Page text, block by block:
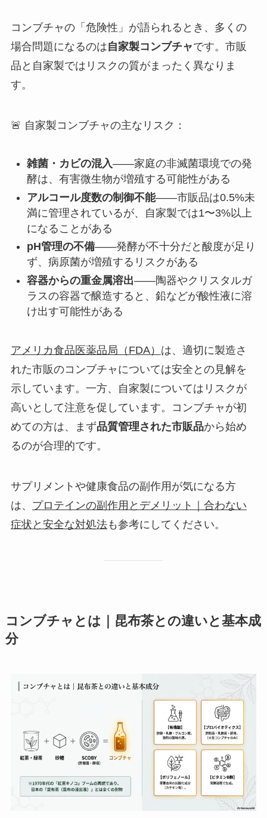
コンブチャの「危険性」が語られるとき、多くの
場合問題になるのは自家製コンブチャです。市販
品と自家製ではリスクの質がまったく異なりま
す。
🚨 自家製コンブチャの主なリスク：
雑菌・カビの混入——家庭の非滅菌環境での発
酵は、有害微生物が増殖する可能性がある
アルコール度数の制御不能——市販品は0.5%未
満に管理されているが、自家製では1〜3%以上
になることがある
pH管理の不備——発酵が不十分だと酸度が足り
ず、病原菌が増殖するリスクがある
容器からの重金属溶出——陶器やクリスタルガ
ラスの容器で醸造すると、鉛などが酸性液に溶
け出す可能性がある
アメリカ食品医薬品局（FDA） は、適切に製造さ
れた市販のコンブチャについては安全との見解を
示しています。一方、自家製についてはリスクが
高いとして注意を促しています。コンブチャが初
めての方は、まず品質管理された市販品から始め
るのが合理的です。
サプリメントや健康食品の副作用が気になる方
は、 プロテインの副作用とデメリット｜合わない
症状と安全な対処法も参考にしてください。
コンブチャとは｜昆布茶との違いと基本成
分